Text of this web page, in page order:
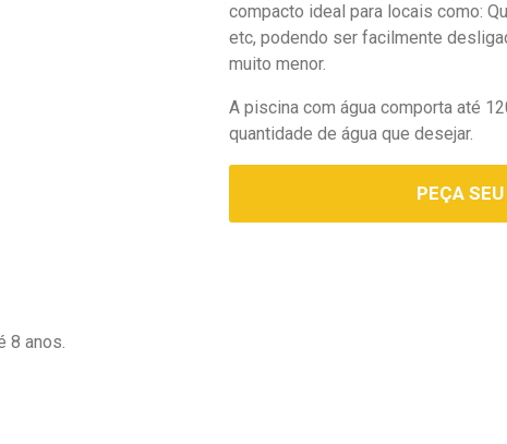
compacto ideal para locais como:
etc, podendo ser facilmente
muito menor.
A piscina com água comporta até
quantidade de água que desejar.
PEÇA
8 anos.